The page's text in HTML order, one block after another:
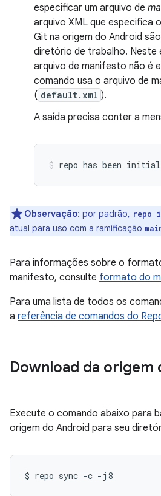
especificar um arquivo de
arquivo XML que especifica
Git na origem do Android
diretório de trabalho. Neste
arquivo de manifesto não é
comando usa o arquivo de
( default.xml ).
A saída precisa conter a
repo has been
Observação: por padrão, repo
atual para uso com a ramificação
Para informações sobre o
manifesto, consulte formato do
Para uma lista de todos os
a referência de comandos do
Download da origem
Execute o comando abaixo para
origem do Android para seu
$ repo sync -c